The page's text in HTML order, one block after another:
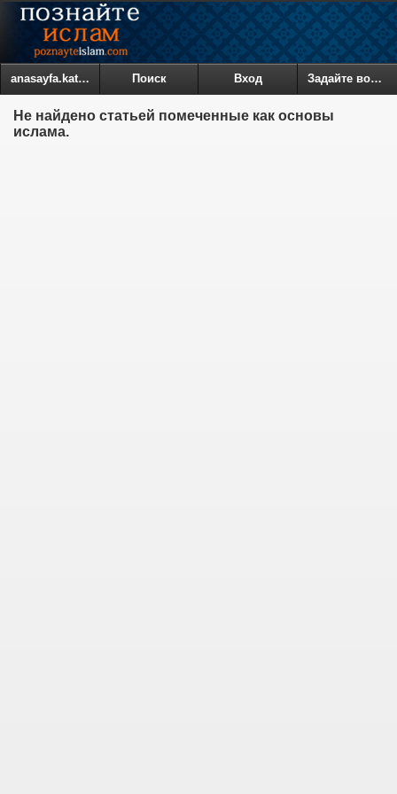
anasayfa.kategoriler Поиск Вход Задайте вопрос
Не найдено статьей помеченные как основы
ислама.